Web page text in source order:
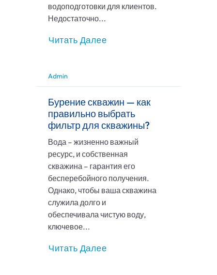
водоподготовки для клиентов.
Недостаточно...
Читать Далее
Admin
Бурение скважин — как
правильно выбрать
фильтр для скважины?
Вода – жизненно важный
ресурс, и собственная
скважина – гарантия его
бесперебойного получения.
Однако, чтобы ваша скважина
служила долго и
обеспечивала чистую воду,
ключевое...
Читать Далее